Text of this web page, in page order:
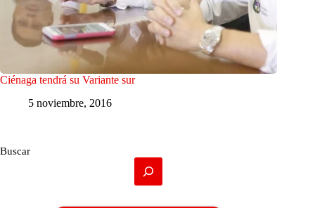
Ciénaga tendrá su Variante sur
5 noviembre, 2016
Buscar